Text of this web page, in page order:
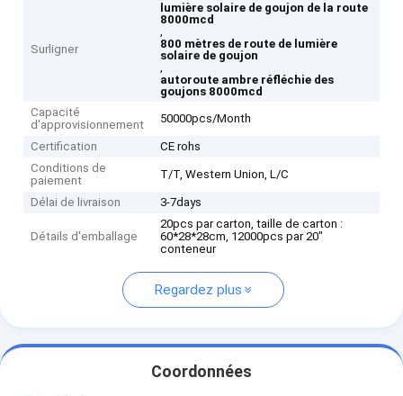
Surligner
lumière solaire de goujon de la route
8000mcd
,
800 mètres de route de lumière
solaire de goujon
,
autoroute ambre réfléchie des
goujons 8000mcd
Capacité
d'approvisionnement
50000pcs/Month
Certification
CE rohs
Conditions de
paiement
T/T, Western Union, L/C
Délai de livraison 3-7days
Détails d'emballage
20pcs par carton, taille de carton :
60*28*28cm, 12000pcs par 20"
conteneur
Regardez plus
Coordonnées